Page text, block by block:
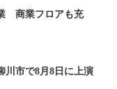
商業フロアも充
川市で8月8日に上演